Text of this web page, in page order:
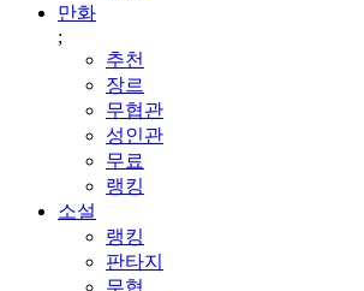
만화
;
추천
장르
무협관
성인관
무료
랭킹
소설
랭킹
판타지
무협